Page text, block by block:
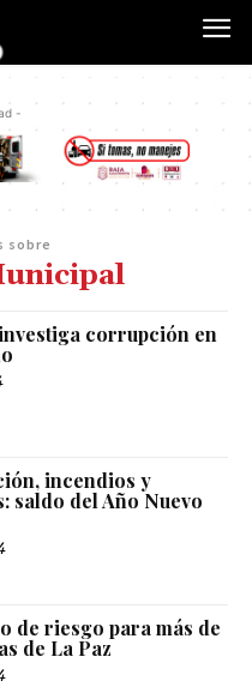
-
sobre
corrupción en
incendios y
saldo del Año Nuevo
de riesgo para más de
de La Paz